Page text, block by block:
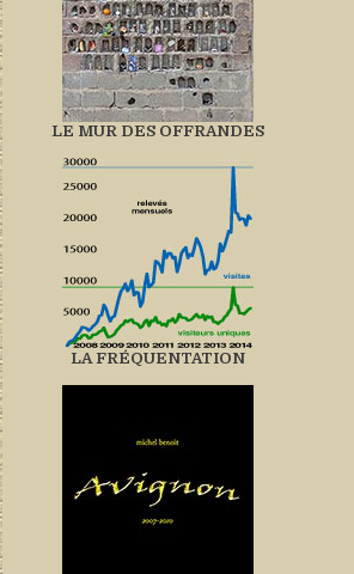
LE MUR DES OFFRANDES
LA FRÉQUENTATION